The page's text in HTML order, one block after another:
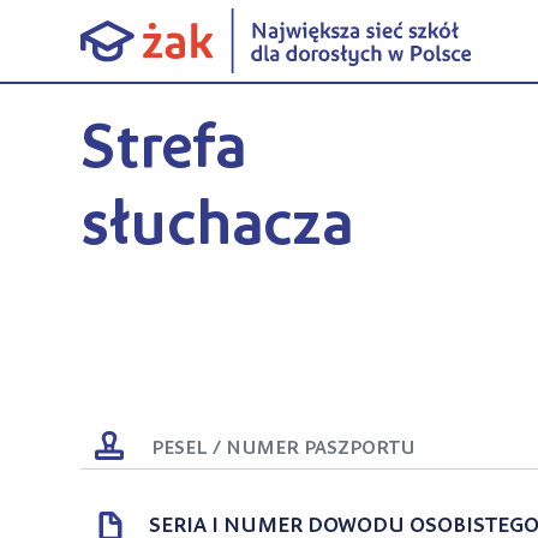
Strefa
słuchacza
SERIA I NUMER DOWODU OSOBISTEGO